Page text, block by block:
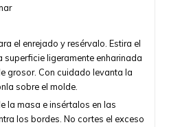
el enrejado y resérvalo. Estira el
superficie ligeramente enharinada
grosor. Con cuidado levanta la
sobre el molde.
la masa e insértalos en las
los bordes. No cortes el exceso